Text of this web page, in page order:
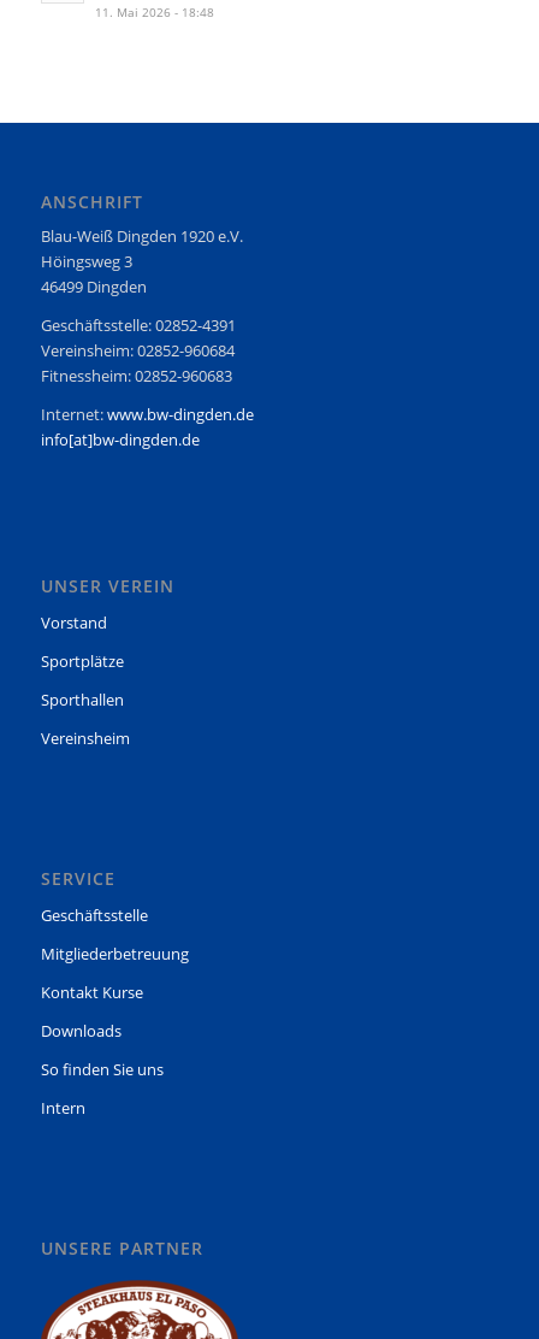
11. Mai 2026 - 18:48
ANSCHRIFT
Blau-Weiß Dingden 1920 e.V.
Höingsweg 3
46499 Dingden
Geschäftsstelle: 02852-4391
Vereinsheim: 02852-960684
Fitnessheim: 02852-960683
Internet:www.bw-dingden.de
info[at]bw-dingden.de
UNSER VEREIN
Vorstand
Sportplätze
Sporthallen
Vereinsheim
SERVICE
Geschäftsstelle
Mitgliederbetreuung
Kontakt Kurse
Downloads
So finden Sie uns
Intern
UNSERE PARTNER